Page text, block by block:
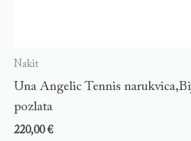
Nakit
Una Angelic Tennis
pozlata
220,00€